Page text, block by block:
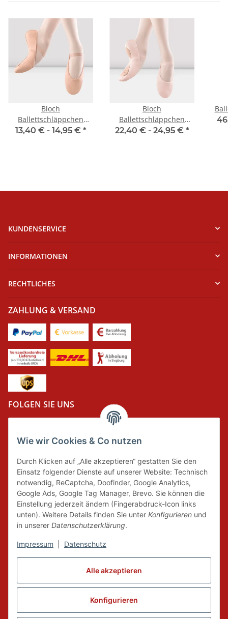
Alle akzeptieren
Konfigurieren
Wie wir Cookies & Co nutzen
Durch Klicken auf „Alle akzeptieren“ gestatten Sie den
Einsatz folgender Dienste auf unserer Website: Technisch
notwendig, ReCaptcha, Doofinder, Google Analytics,
Google Ads, Google Tag Manager, Brevo. Sie können die
Einstellung jederzeit ändern (Fingerabdruck-Icon links
unten). Weitere Details finden Sie unter Konfigurieren und
in unserer Datenschutzerklärung.
Impressum Datenschutz
Bloch
Ballettschläppchen
S0209L Arise - Damen
13,40 € - 14,95 € *
Bloch
Ballettschläppchen
S0258L Arise Split Sole -
22,40 € - 24,95 € *
KUNDENSERVICE
INFORMATIONEN
RECHTLICHES
ZAHLUNG & VERSAND
FOLGEN SIE UNS
Wir tragen Verantwortung und erfüllen unsere
Pflichten zur Systembeteiligung nach dem
Verpackungsgesetz.
FAIRCOMMERCE
Wir sind seit 04.12.2015 Mitglied der Initiative
Vertrag widerrufen